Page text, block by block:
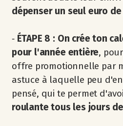
dépenser un seul euro
‐ ÉTAPE 8 : On crée ton
pour l'année entière,
offre promotionnelle par
astuce à laquelle peu
pensé, qui te permet
roulante tous les jours